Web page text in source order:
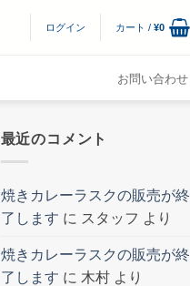
ログイン カート / ¥0
お問い合わせ
最近のコメント
焼きカレーラスクの販売が終
了します に スタッフ より
焼きカレーラスクの販売が終
了します に 木村より